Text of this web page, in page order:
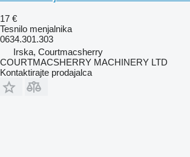
17 €
Tesnilo menjalnika
0634.301.303
Irska, Courtmacsherry
COURTMACSHERRY MACHINERY LTD
Kontaktirajte prodajalca